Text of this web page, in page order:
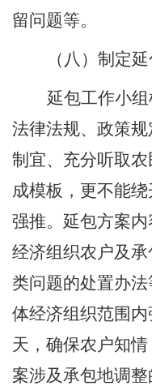
留问题等。
（八）制定
延包工作小
法律法规、政策
制宜、充分听取
成模板，更不能
强推。延包方案
经济组织农户及
类问题的处置办
体经济组织范围
天，确保农户知
案涉及承包地调